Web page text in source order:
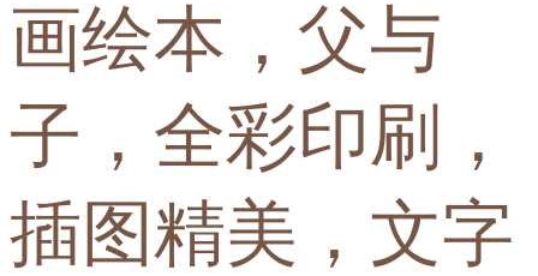
画绘本，父与
子，全彩印刷，
插图精美，文字